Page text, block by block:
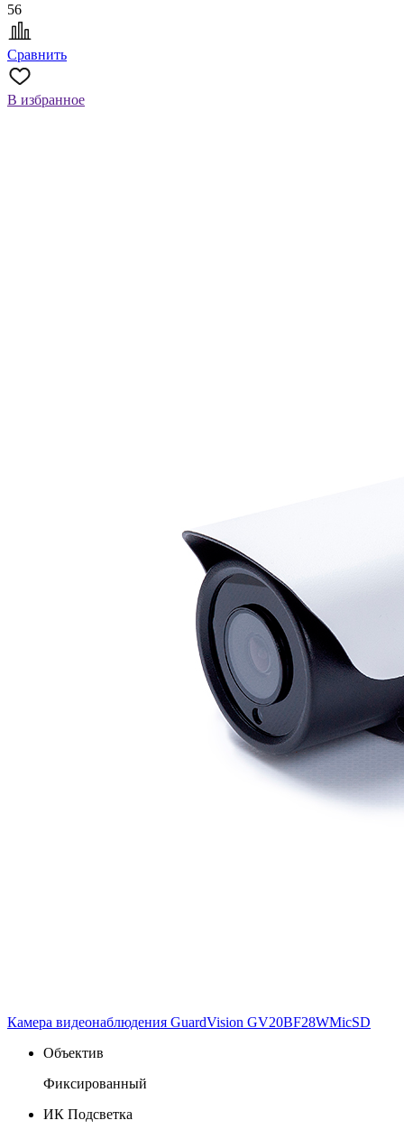
56
Сравнить
В избранное
Камера видеонаблюдения GuardVision GV20BF28WMicSD
Объектив
Фиксированный
ИК Подсветка